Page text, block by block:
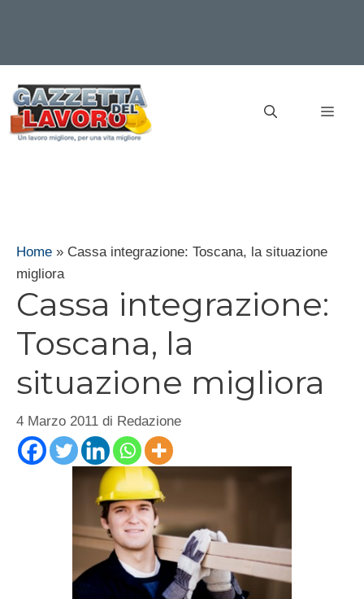
contenuto
Home » Cassa integrazione: Toscana, la situazione
migliora
Cassa integrazione:
Toscana, la
situazione migliora
4 Marzo 2011 di Redazione